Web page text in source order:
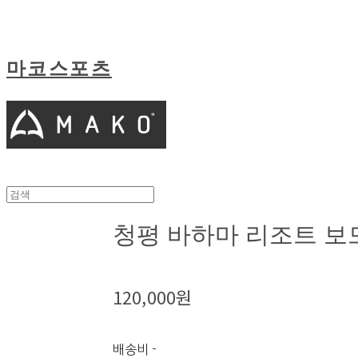
마코스포츠
청평 바하마 리조트 보
120,000원
배송비 -